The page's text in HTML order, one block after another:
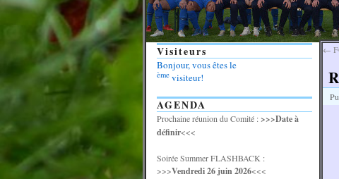
←
Visiteurs
Bonjour, vous êtes le
ème visiteur!
AGENDA
Prochaine réunion du Comité :>>>Date à
définir<<<
Soirée Summer FLASHBACK :
>>>Vendredi 26 juin 2026<<<